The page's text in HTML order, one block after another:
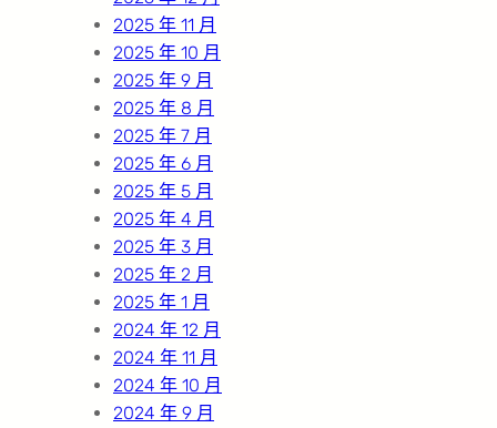
2025 年 11 月
2025 年 10 月
2025 年 9 月
2025 年 8 月
2025 年 7 月
2025 年 6 月
2025 年 5 月
2025 年 4 月
2025 年 3 月
2025 年 2 月
2025 年 1 月
2024 年 12 月
2024 年 11 月
2024 年 10 月
2024 年 9 月